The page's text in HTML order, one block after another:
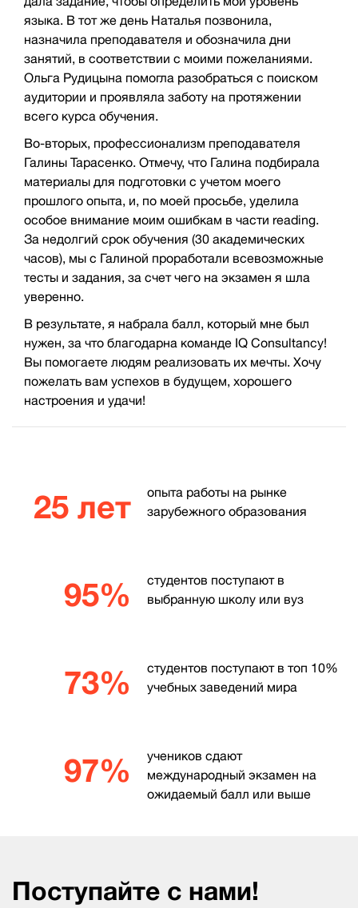
языка. В тот же день Наталья позвонила,
назначила преподавателя и обозначила дни
занятий, в соответствии с моими пожеланиями.
Ольга Рудицына помогла разобраться с поиском
аудитории и проявляла заботу на протяжении
всего курса обучения.
Во-вторых, профессионализм преподавателя
Галины Тарасенко. Отмечу, что Галина подбирала
материалы для подготовки с учетом моего
прошлого опыта, и, по моей просьбе, уделила
особое внимание моим ошибкам в части reading.
За недолгий срок обучения (30 академических
часов), мы с Галиной проработали всевозможные
тесты и задания, за счет чего на экзамен я шла
уверенно.
В результате, я набрала балл, который мне был
нужен, за что благодарна команде IQ Consultancy!
Вы помогаете людям реализовать их мечты. Хочу
пожелать вам успехов в будущем, хорошего
настроения и удачи!
25 лет
опыта работы на рынке
зарубежного образования
95%
студентов поступают в
выбранную школу или вуз
73%
студентов поступают в топ 10%
учебных заведений мира
97%
учеников сдают
международный экзамен на
ожидаемый балл или выше
Поступайте с нами!